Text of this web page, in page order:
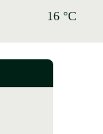
16 °C